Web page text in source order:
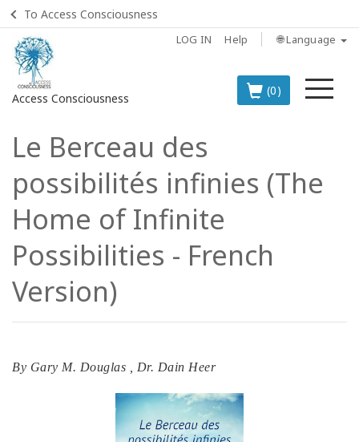
To Access Consciousness
LOG IN Help 🌐 Language
Access Consciousness
(0)
Sign
in
to
Your
Account
BOOKS
CLASSES
Le Berceau des
possibilités infinies (The
Home of Infinite
Possibilities - French
Version)
By Gary M. Douglas Dr. Dain Heer